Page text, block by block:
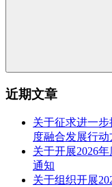
近期文章
关于征求进一
度融合发展行
关于开展2026
通知
关于组织开展